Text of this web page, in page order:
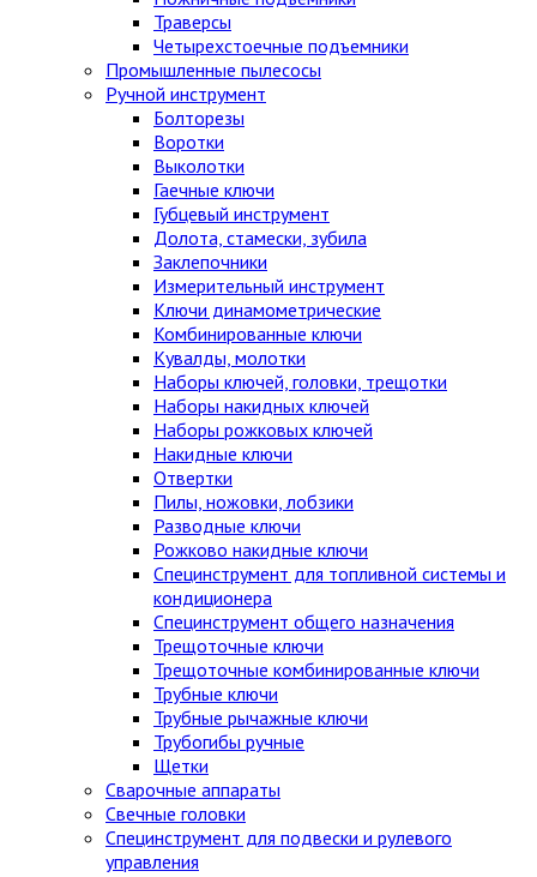
Траверсы
Четырехстоечные подъемники
Промышленные пылесосы
Ручной инструмент
Болторезы
Воротки
Выколотки
Гаечные ключи
Губцевый инструмент
Долота, стамески, зубила
Заклепочники
Измерительный инструмент
Ключи динамометрические
Комбинированные ключи
Кувалды, молотки
Наборы ключей, головки, трещотки
Наборы накидных ключей
Наборы рожковых ключей
Накидные ключи
Отвертки
Пилы, ножовки, лобзики
Разводные ключи
Рожково накидные ключи
Специнструмент для топливной системы и
кондиционера
Специнструмент общего назначения
Трещоточные ключи
Трещоточные комбинированные ключи
Трубные ключи
Трубные рычажные ключи
Трубогибы ручные
Щетки
Сварочные аппараты
Свечные головки
Специнструмент для подвески и рулевого
управления